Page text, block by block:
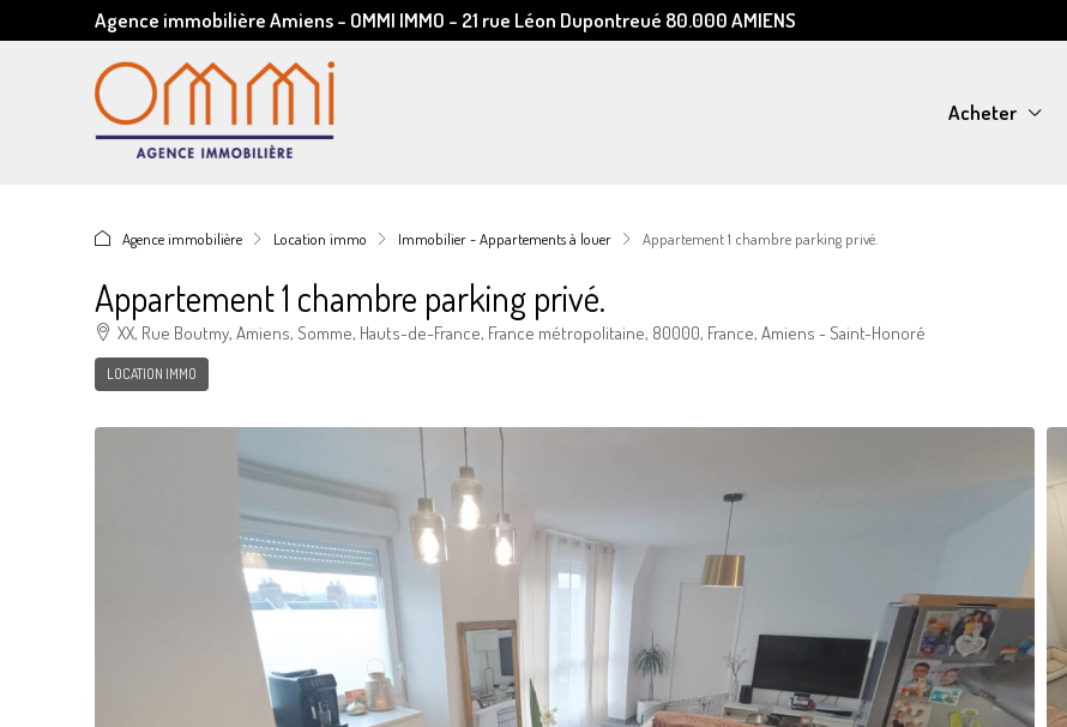
Agence immobilière Amiens - OMMI IMMO - 21 rue Léon Dupontreué 80.000 AMIENS
Acheter
Agence immobilière Location immo Immobilier - Appartements à louer Appartement 1 chambre parking privé.
Appartement 1 chambre parking privé.
XX, Rue Boutmy, Amiens, Somme, Hauts-de-France, France métropolitaine, 80000, France, Amiens - Saint-Honoré
LOCATION IMMO